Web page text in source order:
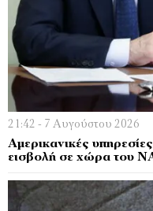
21:42 - 7 Αυγούστου 2026
Αμερικανικές
εισβολή σε χώρα του